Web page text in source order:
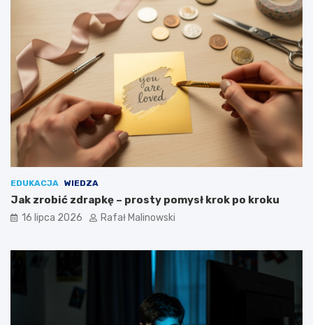
EDUKACJA WIEDZA
Jak zrobić zdrapkę – prosty pomysł krok po kroku
16 lipca 2026 Rafał Malinowski